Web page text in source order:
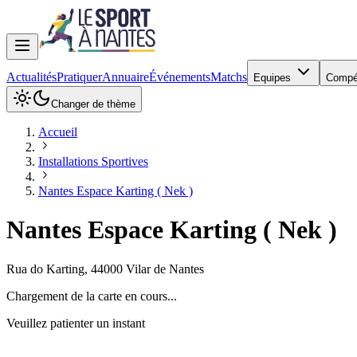
ActualitésPratiquerAnnuaireÉvénementsMatchs Equipes
Changer de thème
Accueil
Installations Sportives
Nantes Espace Karting ( Nek )
Nantes Espace Karting ( Nek )
Rua do Karting, 44000 Vilar de Nantes
Chargement de la carte en cours...
Veuillez patienter un instant